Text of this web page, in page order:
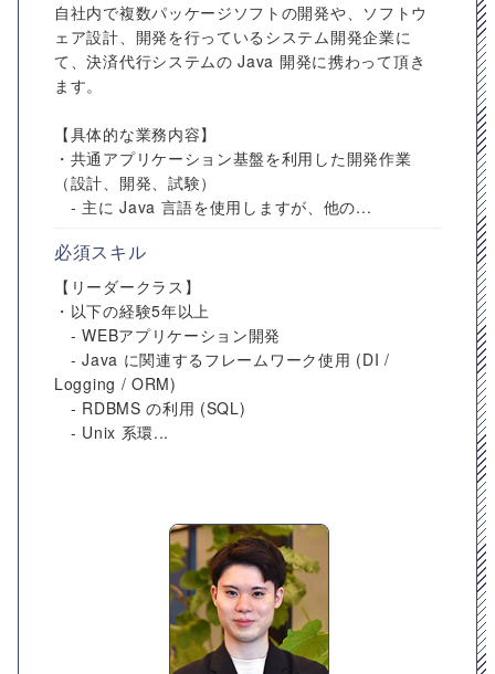
自社内で複数パッケージソフトの開発や、ソフトウ
ェア設計、開発を行っているシステム開発企業に
て、決済代行システムの Java 開発に携わって頂き
ます。
【具体的な業務内容】
・共通アプリケーション基盤を利用した開発作業
（設計、開発、試験）
- 主に Java 言語を使用しますが、他の...
必須スキル
【リーダークラス】
・以下の経験5年以上
- WEBアプリケーション開発
- Java に関連するフレームワーク使用 (DI /
Logging / ORM)
- RDBMS の利用 (SQL)
- Unix 系環...